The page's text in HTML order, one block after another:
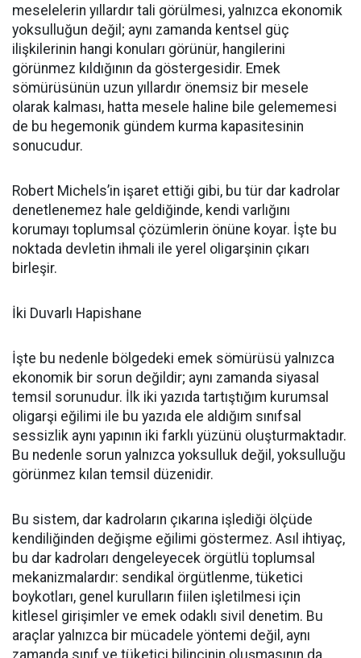
meselelerin yıllardır tali görülmesi, yalnızca ekonomik
yoksulluğun değil; aynı zamanda kentsel güç
ilişkilerinin hangi konuları görünür, hangilerini
görünmez kıldığının da göstergesidir. Emek
sömürüsünün uzun yıllardır önemsiz bir mesele
olarak kalması, hatta mesele haline bile gelememesi
de bu hegemonik gündem kurma kapasitesinin
sonucudur.
Robert Michels’in işaret ettiği gibi, bu tür dar kadrolar
denetlenemez hale geldiğinde, kendi varlığını
korumayı toplumsal çözümlerin önüne koyar. İşte bu
noktada devletin ihmali ile yerel oligarşinin çıkarı
birleşir.
İki Duvarlı Hapishane
İşte bu nedenle bölgedeki emek sömürüsü yalnızca
ekonomik bir sorun değildir; aynı zamanda siyasal
temsil sorunudur. İlk iki yazıda tartıştığım kurumsal
oligarşi eğilimi ile bu yazıda ele aldığım sınıfsal
sessizlik aynı yapının iki farklı yüzünü oluşturmaktadır.
Bu nedenle sorun yalnızca yoksulluk değil, yoksulluğu
görünmez kılan temsil düzenidir.
Bu sistem, dar kadroların çıkarına işlediği ölçüde
kendiliğinden değişme eğilimi göstermez. Asıl ihtiyaç,
bu dar kadroları dengeleyecek örgütlü toplumsal
mekanizmalardır: sendikal örgütlenme, tüketici
boykotları, genel kurulların fiilen işletilmesi için
kitlesel girişimler ve emek odaklı sivil denetim. Bu
araçlar yalnızca bir mücadele yöntemi değil, aynı
zamanda sınıf ve tüketici bilincinin oluşmasının da